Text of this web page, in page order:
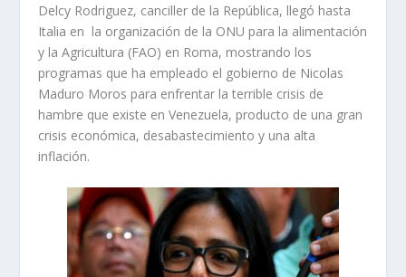
Delcy Rodriguez, canciller de la República, llegó hasta
Italia en la organización de la ONU para la alimentación
y la Agricultura (FAO) en Roma, mostrando los
programas que ha empleado el gobierno de Nicolas
Maduro Moros para enfrentar la terrible crisis de
hambre que existe en Venezuela, producto de una gran
crisis económica, desabastecimiento y una alta
inflación.